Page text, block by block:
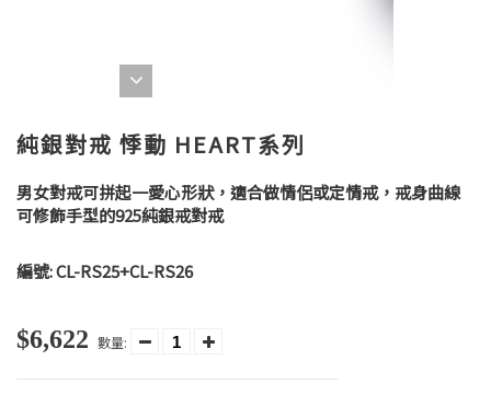
純銀對戒 悸動 HEART系列
男女對戒可拼起一愛心形狀，適合做情侶或定情戒，戒身曲線
可修飾手型的925純銀戒對戒
編號:CL-RS25+CL-RS26
$6,622 數量: